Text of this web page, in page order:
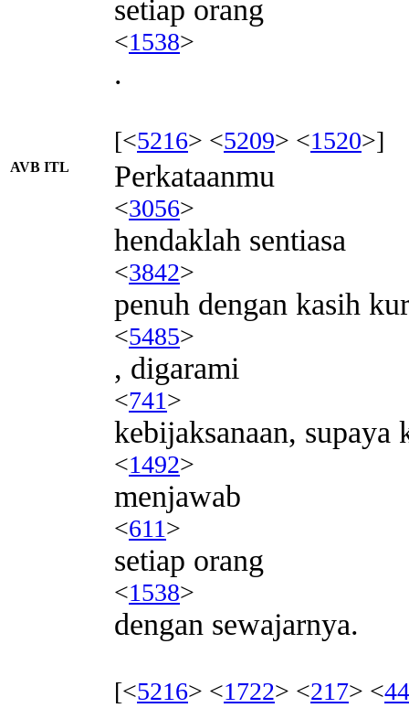
setiap orang
<1538>
.
[<5216> <5209> <1520>]
AVB ITL Perkataanmu
<3056>
hendaklah sentiasa
<3842>
penuh dengan kasih
<5485>
, digarami
<741>
kebijaksanaan, supaya
<1492>
menjawab
<611>
setiap orang
<1538>
dengan sewajarnya.
[<5216> <1722> <217> <